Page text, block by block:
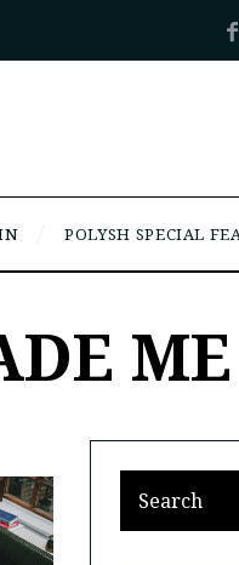
POLYSH SPECIAL
ME